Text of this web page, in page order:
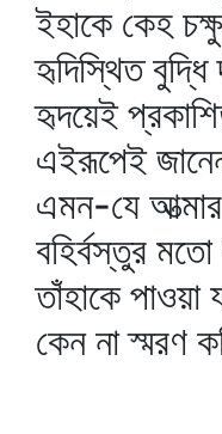
ইহাকে কেহ
হৃদিস্থিত বুদ্ধি
হৃদয়েই
এইরূপেই
এমন-যে আত্মার
বহির্বস্তুর মতো
তাঁহাকে
কেন না স্মরণ